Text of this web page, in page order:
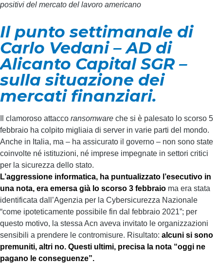
positivi del mercato del lavoro americano
Il punto settimanale di
Carlo Vedani – AD di
Alicanto Capital SGR –
sulla situazione dei
mercati finanziari.
Il clamoroso attacco ransomware che si è palesato lo scorso 5
febbraio ha colpito migliaia di server in varie parti del mondo.
Anche in Italia, ma – ha assicurato il governo – non sono state
coinvolte né istituzioni, né imprese impegnate in settori critici
per la sicurezza dello stato.
L’aggressione informatica, ha puntualizzato l’esecutivo in
una nota, era emersa già lo scorso 3 febbraio ma era stata
identificata dall’Agenzia per la Cybersicurezza Nazionale
“come ipoteticamente possibile fin dal febbraio 2021”; per
questo motivo, la stessa Acn aveva invitato le organizzazioni
sensibili a prendere le contromisure. Risultato: alcuni si sono
premuniti, altri no. Questi ultimi, precisa la nota “oggi ne
pagano le conseguenze”.